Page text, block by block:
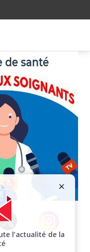
Instagram
l’actualité de la